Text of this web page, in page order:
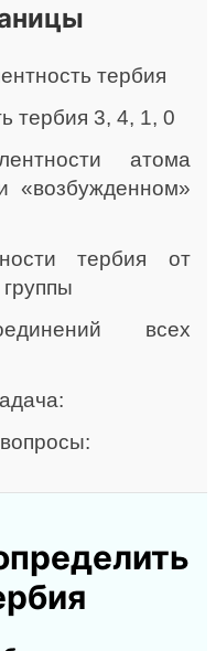
тербия
тербия 3, 4, 1, 0
атома
«возбужденном»
тербия от
всех